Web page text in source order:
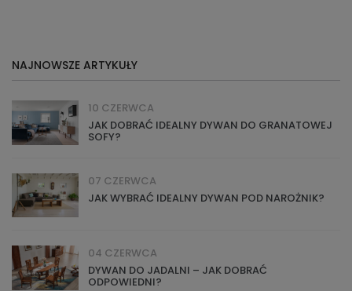
NAJNOWSZE ARTYKUŁY
10 CZERWCA
JAK DOBRAĆ IDEALNY DYWAN DO GRANATOWEJ
SOFY?
07 CZERWCA
JAK WYBRAĆ IDEALNY DYWAN POD NAROŻNIK?
04 CZERWCA
DYWAN DO JADALNI – JAK DOBRAĆ
ODPOWIEDNI?